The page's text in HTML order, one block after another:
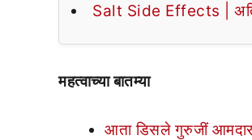
Salt Side Effects |
महत्वाच्या बातम्या
आता डिसले गुरुजीं आमदार